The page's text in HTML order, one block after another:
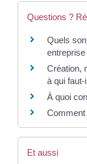
Questions ?
Quels
entreprise
Création,
à qui
À quoi
Comment
Et aussi